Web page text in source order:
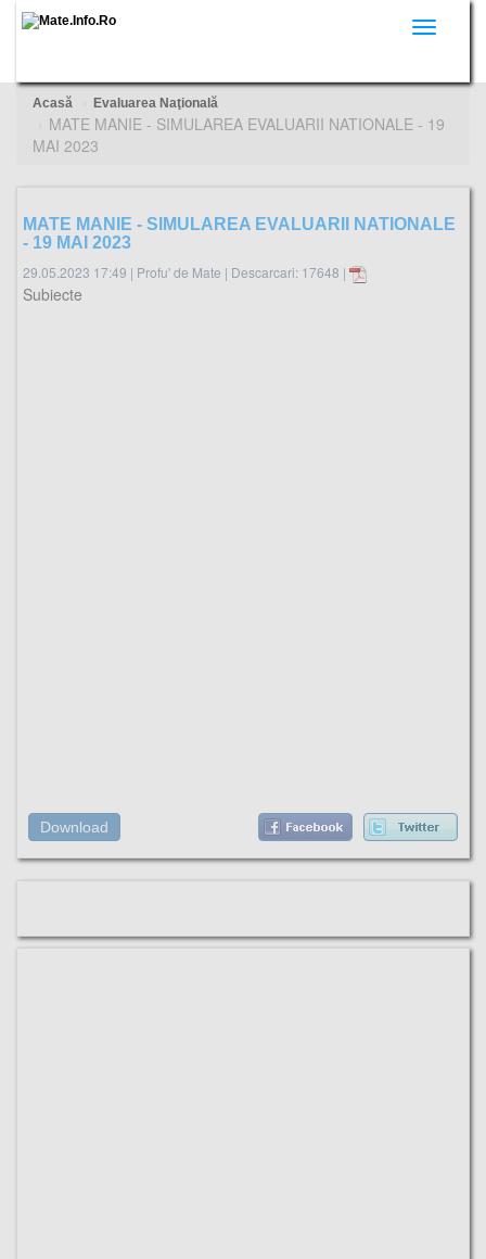
Toggle
Acasă Evaluarea Naţională
MATE MANIE - SIMULAREA EVALUARII NATIONALE - 19
MAI 2023
MATE MANIE - SIMULAREA EVALUARII NATIONALE
- 19 MAI 2023
29.05.2023 17:49 | Profu' de Mate | Descarcari: 17648 |
Subiecte
Download